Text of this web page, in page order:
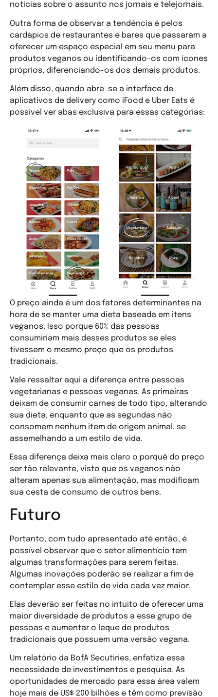
notícias sobre o assunto nos jornais e telejornais.
Outra forma de observar a tendência é pelos
cardápios de restaurantes e bares que passaram a
oferecer um espaço especial em seu menu para
produtos veganos ou identificando-os com ícones
próprios, diferenciando-os dos demais produtos.
Além disso, quando abre-se a interface de
aplicativos de delivery como iFood e Uber Eats é
possível ver abas exclusiva para essas categorias:
O preço ainda é um dos fatores determinantes na
hora de se manter uma dieta baseada em itens
veganos. Isso porque 60% das pessoas
consumiriam mais desses produtos se eles
tivessem o mesmo preço que os produtos
tradicionais.
Vale ressaltar aqui a diferença entre pessoas
vegetarianas e pessoas veganas. As primeiras
deixam de consumir carnes de todo tipo, alterando
sua dieta, enquanto que as segundas não
consomem nenhum item de origem animal, se
assemelhando a um estilo de vida.
Essa diferença deixa mais claro o porquê do preço
ser tão relevante, visto que os veganos não
alteram apenas sua alimentação, mas modificam
sua cesta de consumo de outros bens.
Futuro
Portanto, com tudo apresentado até então, é
possível observar que o setor alimentício tem
algumas transformações para serem feitas.
Algumas inovações poderão se realizar a fim de
contemplar esse estilo de vida cada vez maior.
Elas deverão ser feitas no intuito de oferecer uma
maior diversidade de produtos a esse grupo de
pessoas e aumentar o leque de produtos
tradicionais que possuem uma versão vegana.
Um relatório da BofA Secutiries, enfatiza essa
necessidade de investimentos e pesquisa. As
oportunidades de mercado para essa área valem
hoje mais de US$ 200 bilhões e têm como previsão